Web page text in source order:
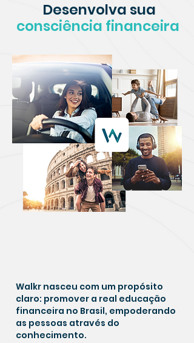
Desenvolva sua
consciência financeira
Walkr nasceu com um propósito
claro: promover a real educação
financeira no Brasil, empoderando
as pessoas através do
conhecimento.